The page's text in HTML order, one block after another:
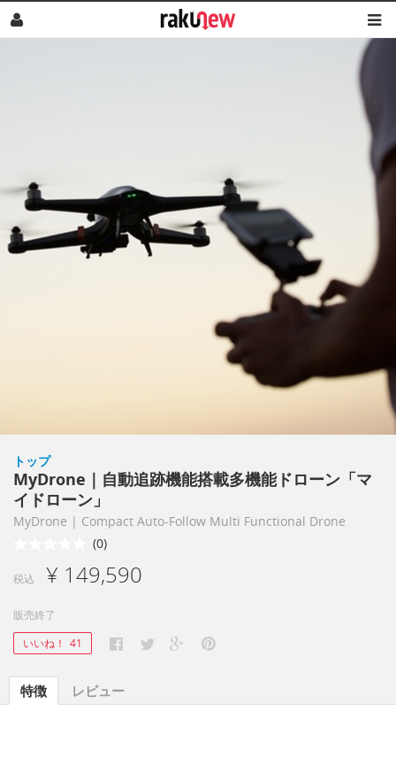
トップ
MyDrone｜自動追跡機能搭載多機能ドローン「マ
イドローン」
MyDrone | Compact Auto-Follow Multi Functional Drone
(0)
税込 ¥ 149,590
販売終了
いいね！ 41
特徴 レビュー